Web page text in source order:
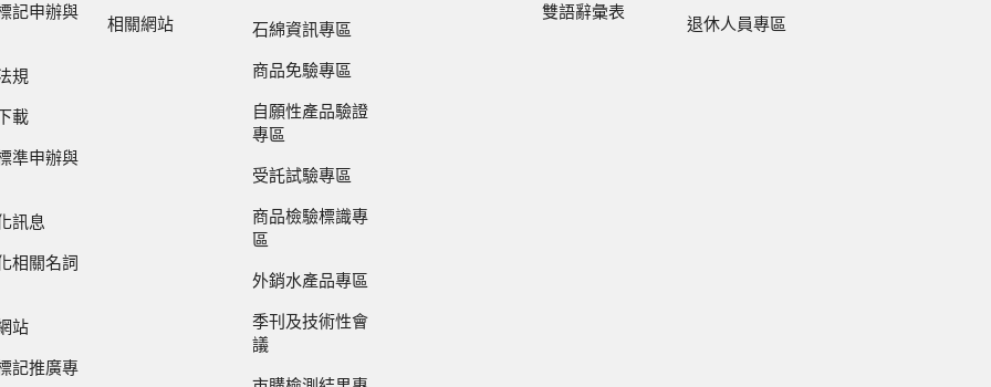
記申辦與
規
載
準申辦與
訊息
相關名詞
站
記推廣專
相關網站 石綿資訊專區
商品免驗專區
自願性產品驗證
專區
受託試驗專區
商品檢驗標識專
區
外銷水產品專區
季刊及技術性會
議
雙語辭彙表
退休人員專區